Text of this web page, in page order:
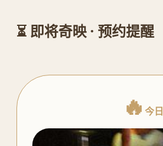
⏳ 即将奇映 · 预约提醒
🔥 今日